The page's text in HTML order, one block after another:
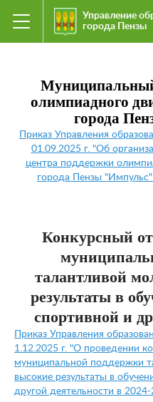
Управление
города Пензы
олимпиадного
города
Приказ Управления
01.09.2025 г. "Об
центра поддержки
города Пензы
Конкурсный
талантливой
результаты в
спортивной и
Приказ Управления
1.12.2025 г. "О проведении
муниципальной поддержки
высокие результаты в
другой деятельности в